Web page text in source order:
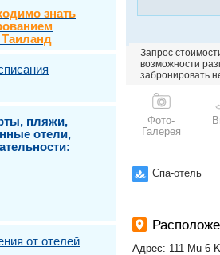
знать
пляжи,
отели,
от отелей
о.Пхукет. Пляж
о.Самет
о.Самуи
о.Чанг
Запрос
возможности
забронировать
Фото-
Галерея
Спа-отель
Адрес: 111 Mu 6